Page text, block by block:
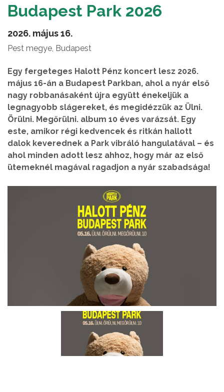
Budapest Park 2026
2026. május 16.
Pest megye, Budapest
Egy fergeteges Halott Pénz koncert lesz 2026.
május 16-án a Budapest Parkban, ahol a nyár első
nagy robbanásaként újra együtt énekeljük a
legnagyobb slágereket, és megidézzük az Ülni.
Örülni. Megőrülni. album 10 éves varázsát. Egy
este, amikor régi kedvencek és ritkán hallott
dalok keverednek a Park vibráló hangulatával – és
ahol minden adott lesz ahhoz, hogy már az első
ütemeknél magával ragadjon a nyár szabadsága!